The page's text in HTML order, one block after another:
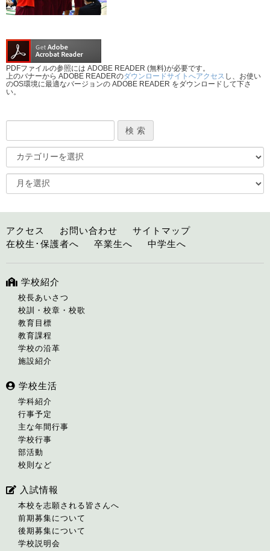
PDFファイルの参照には ADOBE READER (無料)が必要です。
上のバナーから ADOBE READERのダウンロードサイトへアクセス し、お使い
のOS環境に最適なバージョンの ADOBE READER をダウンロードして下さ
い。
アクセス お問い合わせ
サイトマップ
在校生･保護者へ
卒業生へ 中学生へ
学校紹介
校長あいさつ
校訓・校章・校歌
教育目標
教育課程
学校の沿革
施設紹介
学校生活
学科紹介
行事予定
主な年間行事
学校行事
部活動
校則など
入試情報
本校を志願される皆さんへ
前期募集について
後期募集について
学校説明会